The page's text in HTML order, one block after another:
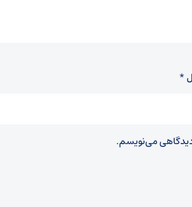
*
دیدگاهی می‌نویسم.